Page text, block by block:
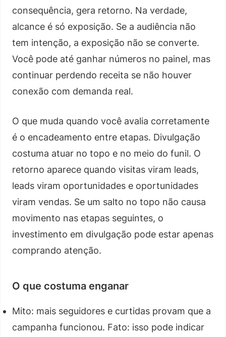
consequência, gera retorno. Na verdade,
alcance é só exposição. Se a audiência não
tem intenção, a exposição não se converte.
Você pode até ganhar números no painel, mas
continuar perdendo receita se não houver
conexão com demanda real.
O que muda quando você avalia corretamente
é o encadeamento entre etapas. Divulgação
costuma atuar no topo e no meio do funil. O
retorno aparece quando visitas viram leads,
leads viram oportunidades e oportunidades
viram vendas. Se um salto no topo não causa
movimento nas etapas seguintes, o
investimento em divulgação pode estar apenas
comprando atenção.
O que costuma enganar
Mito: mais seguidores e curtidas provam que a
campanha funcionou. Fato: isso pode indicar